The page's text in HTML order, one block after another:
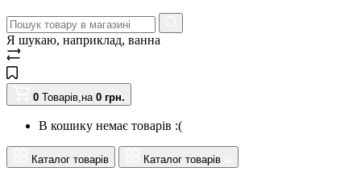
Я шукаю, наприклад, ванна
0 Товарів,на 0 грн.
В кошику немає товарів :(
Каталог товарів Каталог товарів